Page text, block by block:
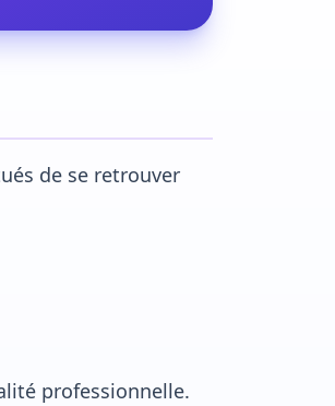
de se retrouver
professionnelle.